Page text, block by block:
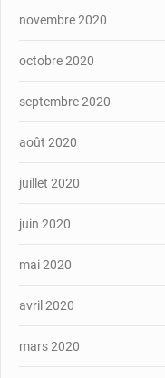
novembre 2020
octobre 2020
septembre 2020
août 2020
juillet 2020
juin 2020
mai 2020
avril 2020
mars 2020